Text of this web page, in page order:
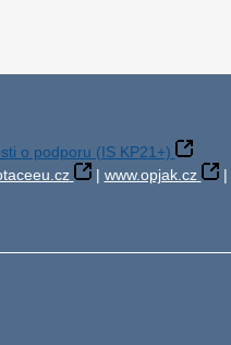
o podporu (IS KP21+)
| www.opjak.cz |